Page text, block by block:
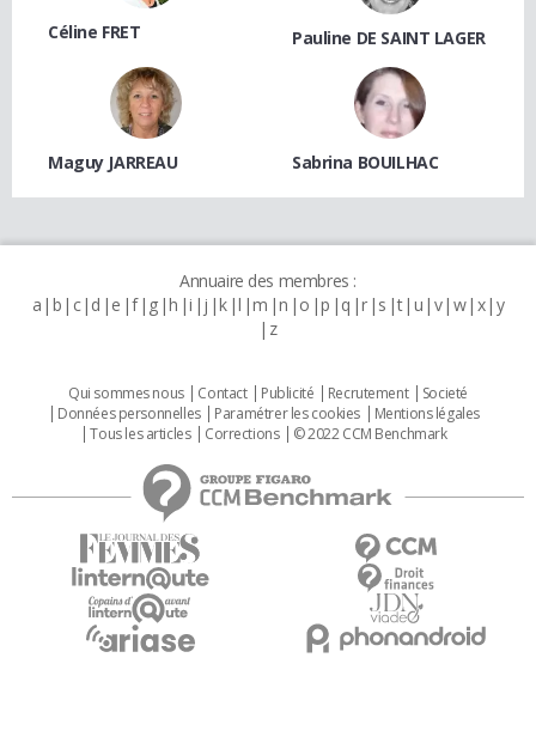
Céline FRET Pauline DE SAINT LAGER
Maguy JARREAU Sabrina BOUILHAC
Annuaire des membres :
a b c d e f g h i j k l m n o p q r s t u v w x y
z
Qui sommes nous Contact Publicité Recrutement
Societé
Données personnelles
Paramétrer les cookies
Mentions légales
Tous les articles
Corrections © 2022 CCM Benchmark